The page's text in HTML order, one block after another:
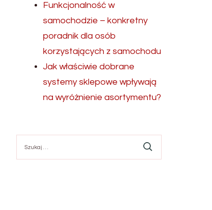
Funkcjonalność w
samochodzie – konkretny
poradnik dla osób
korzystających z samochodu
Jak właściwie dobrane
systemy sklepowe wpływają
na wyróżnienie asortymentu?